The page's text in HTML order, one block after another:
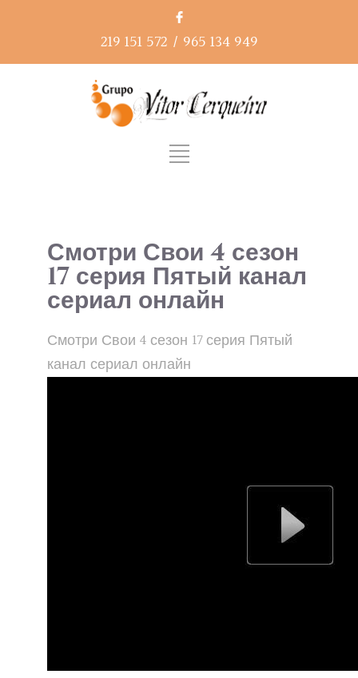
219 151 572 / 965 134 949
Смотри Свои 4 сезон
17 серия Пятый канал
сериал онлайн
Смотри Свои 4 сезон 17 серия Пятый
канал сериал онлайн